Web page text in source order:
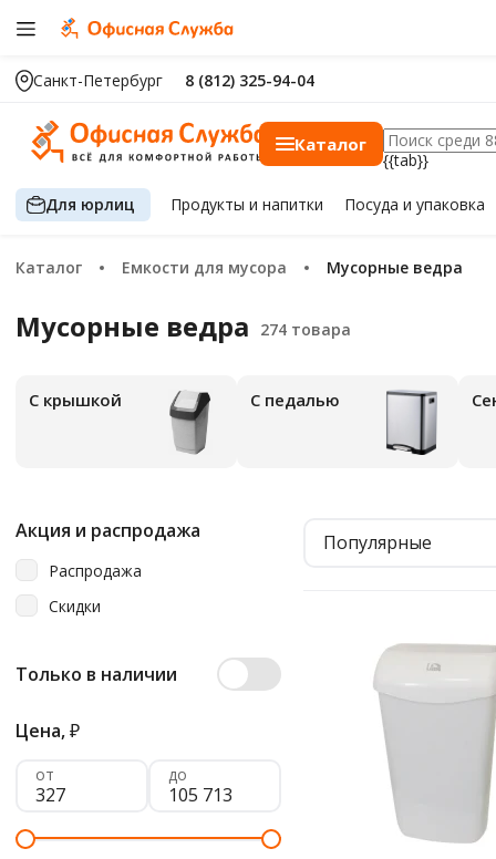
Санкт-Петербург 8 (812) 325-94-04
Каталог
{{tab}}
Для юрлиц Продуктыи напитки Посуда и упаковка
Каталог Емкости для мусора Мусорные ведра
Мусорные ведра
С крышкой С педалью
Акция и распродажа
Распродажа
Скидки
Только в наличии
Цена,₽
от до
Популярные